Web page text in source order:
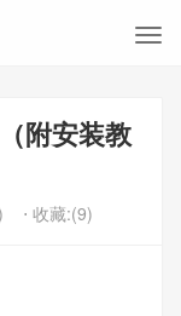
附安装教
⋅ 收藏:(9)